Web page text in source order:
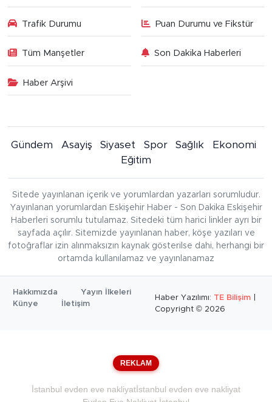
Trafik Durumu Puan Durumu ve Fikstür
Tüm Manşetler Son Dakika Haberleri
Haber Arşivi
Gündem Asayiş Siyaset Spor Sağlık
Ekonomi
Eğitim
Sitede yayınlanan içerik ve yorumlardan yazarları sorumludur.
Yayınlanan yorumlardan Eskişehir Haber - Son Dakika Eskişehir
Haberleri sorumlu tutulamaz. Sitedeki tüm harici linkler ayrı bir
sayfada açılır. Sitemizde yayınlanan haber, köşe yazıları ve
fotoğraflar izin alınmaksızın kaynak gösterilse dahi, herhangi bir
ortamda kullanılamaz ve yayınlanamaz
Hakkımızda
Yayın İlkeleri
Künye
İletişim
Haber Yazılımı: TE Bilişim
Copyright © 2026
REKLAM
İstanbul evden eve nakliyatİstanbul evden eve nakliyat